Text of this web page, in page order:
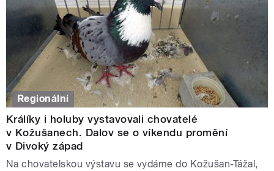
Regionální
Králíky i holuby vystavovali chovatelé
v Kožušanech. Dalov se o víkendu promění
v Divoký západ
Na chovatelskou výstavu se vydáme do Kožušan-Tážal,